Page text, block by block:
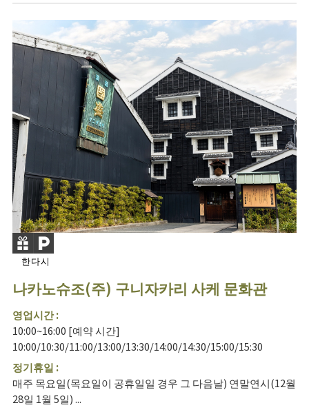
한다시
나카노슈조(주) 구니자카리 사케 문화관
영업시간 :
10:00~16:00 [예약 시간]
10:00/10:30/11:00/13:00/13:30/14:00/14:30/15:00/15:30
정기휴일 :
매주 목요일(목요일이 공휴일일 경우 그 다음날) 연말연시(12월
28일 1월 5일) ...